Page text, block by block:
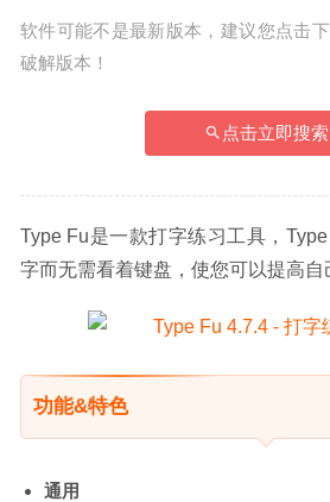
软件可能不是最新版本，建议您点击
破解版本！
点击立即搜索
Type Fu是一款打字练习工具，
字而无需看着键盘，使您可以提高自
功能&特色
通用